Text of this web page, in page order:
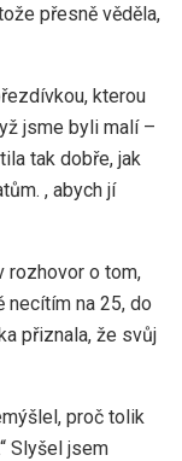
přesně věděla,
kterou
jsme byli malí –
​​tak dobře, jak
, abych jí
rozhovor o tom,
na 25, do
přiznala, že svůj
proč tolik
Slyšel jsem